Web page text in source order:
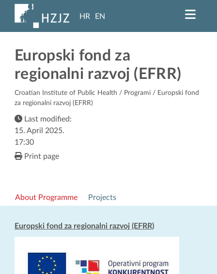
HR EN
Europski fond za
regionalni razvoj (EFRR)
Croatian Institute of Public Health / Programi / Europski fond
za regionalni razvoj (EFRR)
Last modified:
15. April 2025.
17:30
Print page
About Programme Projects
Europski fond za regionalni razvoj (EFRR)